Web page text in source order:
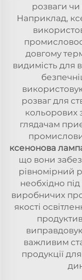
розваги
Наприклад,
довгому
видимість для
розваг для
кольорових
глядачам
ксенонова
що вони
рівномірний
необхідно
виробничих
якості
важливим
продукції